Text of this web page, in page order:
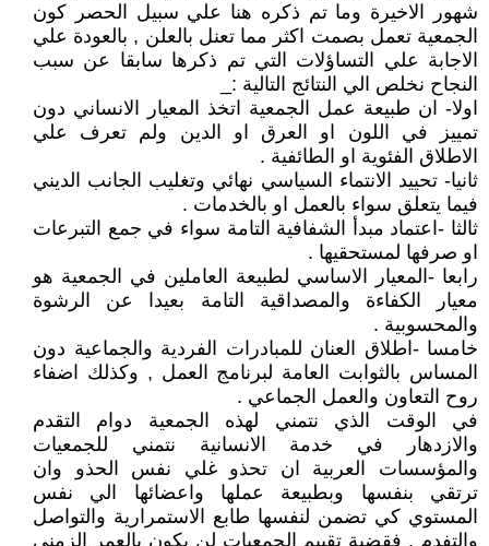
شهور الاخيرة وما تم ذكره هنا علي سبيل الحصر كون
الجمعية تعمل بصمت اكثر مما تعنل بالعلن , بالعودة علي
الاجابة علي التساؤلات التي تم ذكرها سابقا عن سبب
النجاح نخلص الي النتائج التالية :_
اولا- ان طبيعة عمل الجمعية اتخذ المعيار الانساني دون
تمييز في اللون او العرق او الدين ولم تعرف علي
الاطلاق الفئوية او الطائفية .
ثانيا- تحييد الانتماء السياسي نهائي وتغليب الجانب الديني
فيما يتعلق سواء بالعمل او بالخدمات .
ثالثا -اعتماد مبدأ الشفافية التامة سواء في جمع التبرعات
او صرفها لمستحقيها .
رابعا -المعيار الاساسي لطبيعة العاملين في الجمعية هو
معيار الكفاءة والمصداقية التامة بعيدا عن الرشوة
والمحسوبية .
خامسا -اطلاق العنان للمبادرات الفردية والجماعية دون
المساس بالثوابت العامة لبرنامج العمل , وكذلك اضفاء
روح التعاون والعمل الجماعي .
في الوقت الذي نتمني لهذه الجمعية دوام التقدم
والازدهار في خدمة الانسانية نتمني للجمعيات
والمؤسسات العربية ان تحذو غلي نفس الحذو وان
ترتقي بنفسها وبطبيعة عملها واعضائها الي نفس
المستوي كي تضمن لنفسها طابع الاستمرارية والتواصل
والتفدم , فقضية تقييم الحمعيات لن يكون بالعمر الزمني